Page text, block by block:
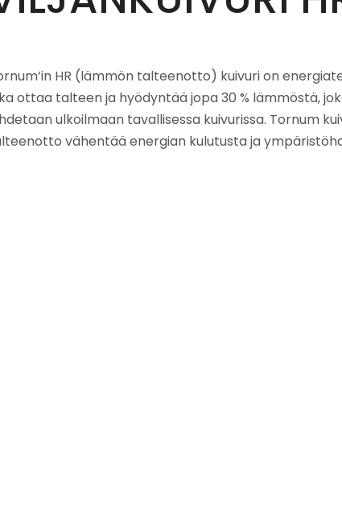
HR (lämmön talteenotto) kuivuri on
ottaa talteen ja hyödyntää jopa 30 % lämmöstä,
ulkoilmaan tavallisessa kuivurissa. Tornum
vähentää energian kulutusta ja